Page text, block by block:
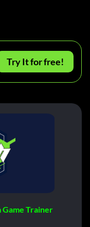
Try It for free!
Game Trainer